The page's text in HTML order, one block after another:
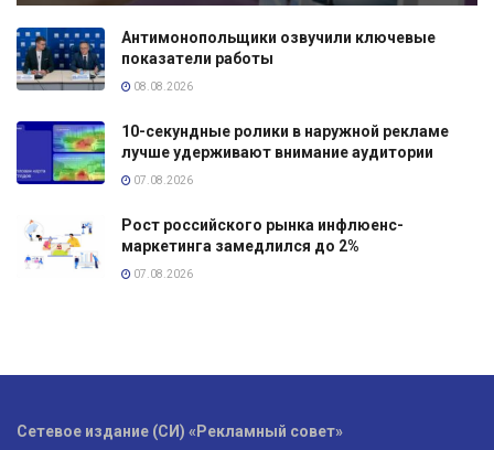
Антимонопольщики озвучили ключевые
показатели работы
08.08.2026
10-секундные ролики в наружной рекламе
лучше удерживают внимание аудитории
07.08.2026
Рост российского рынка инфлюенс-
маркетинга замедлился до 2%
07.08.2026
Сетевое издание (СИ) «Рекламный совет»